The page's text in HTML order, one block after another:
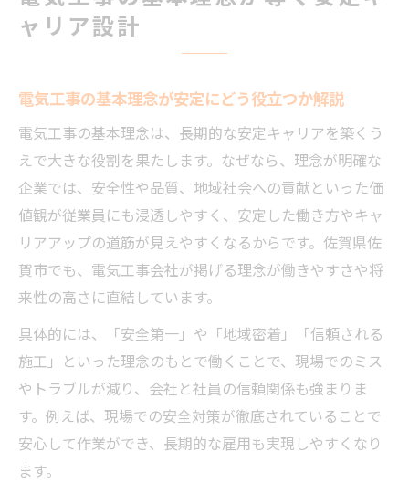
法
電気工事戦略と基本理念の関係を徹底解説
佐賀の電気工事が長期安定を実現する理由
電気工事における地域戦略と理念の重要性
長期的視点で考える電気工事キャリア設計
電気工事士が地域で安定するための方法
キャリア形成に活きる電気工事基本理念とは
電気工事の基本理念がキャリアに与える影
響
電気工事士が知るべき理念と成長のポイン
ト
キャリアアップに不可欠な電気工事の理念
電気工事士としての誇りと理念の関係性
電気工事業界で評価される理念の実践方法
ャリア設計
電気工事の基本理念が安定にどう役立つか解説
電気工事の基本理念は、長期的な安定キャリアを築くう
えで大きな役割を果たします。なぜなら、理念が明確な
企業では、安全性や品質、地域社会への貢献といった価
値観が従業員にも浸透しやすく、安定した働き方やキャ
リアアップの道筋が見えやすくなるからです。佐賀県佐
賀市でも、電気工事会社が掲げる理念が働きやすさや将
来性の高さに直結しています。
具体的には、「安全第一」や「地域密着」「信頼される
施工」といった理念のもとで働くことで、現場でのミス
やトラブルが減り、会社と社員の信頼関係も強まりま
す。例えば、現場での安全対策が徹底されていることで
安心して作業ができ、長期的な雇用も実現しやすくなり
ます。